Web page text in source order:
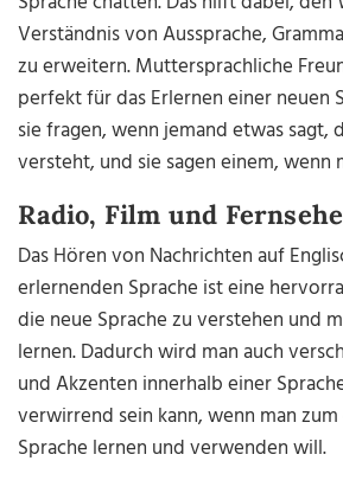
Verständnis von Aussprache,
zu erweitern. Muttersprachliche
perfekt für das Erlernen einer neuen
sie fragen, wenn jemand etwas sagt,
versteht, und sie sagen einem, wenn
Radio, Film und
Das Hören von Nachrichten auf
erlernenden Sprache ist eine
die neue Sprache zu verstehen und
lernen. Dadurch wird man auch
und Akzenten innerhalb einer
verwirrend sein kann, wenn man
Sprache lernen und verwenden will.